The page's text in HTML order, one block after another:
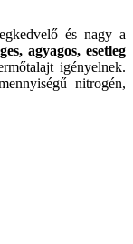
és nagy a
agyagos, esetleg
igényelnek.
nitrogén,